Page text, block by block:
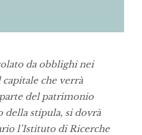
da obblighi nei
che verrà
del patrimonio
stipula, si dovrà
l’Istituto di Ricerche